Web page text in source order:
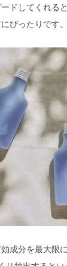
ドしてくれる
ぴったりです。
成分を最大限